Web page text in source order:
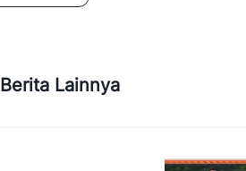
Berita Lainnya